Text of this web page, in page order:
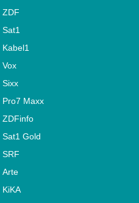
ZDF
Sat1
Kabel1
Vox
Sixx
Pro7 Maxx
ZDFinfo
Sat1 Gold
SRF
Arte
KiKA